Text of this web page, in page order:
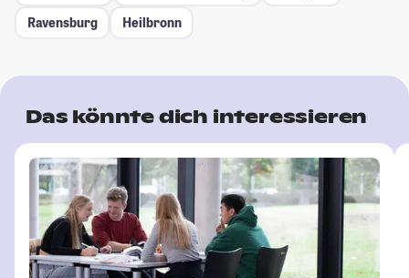
Ravensburg
Heilbronn
Das könnte dich interessieren